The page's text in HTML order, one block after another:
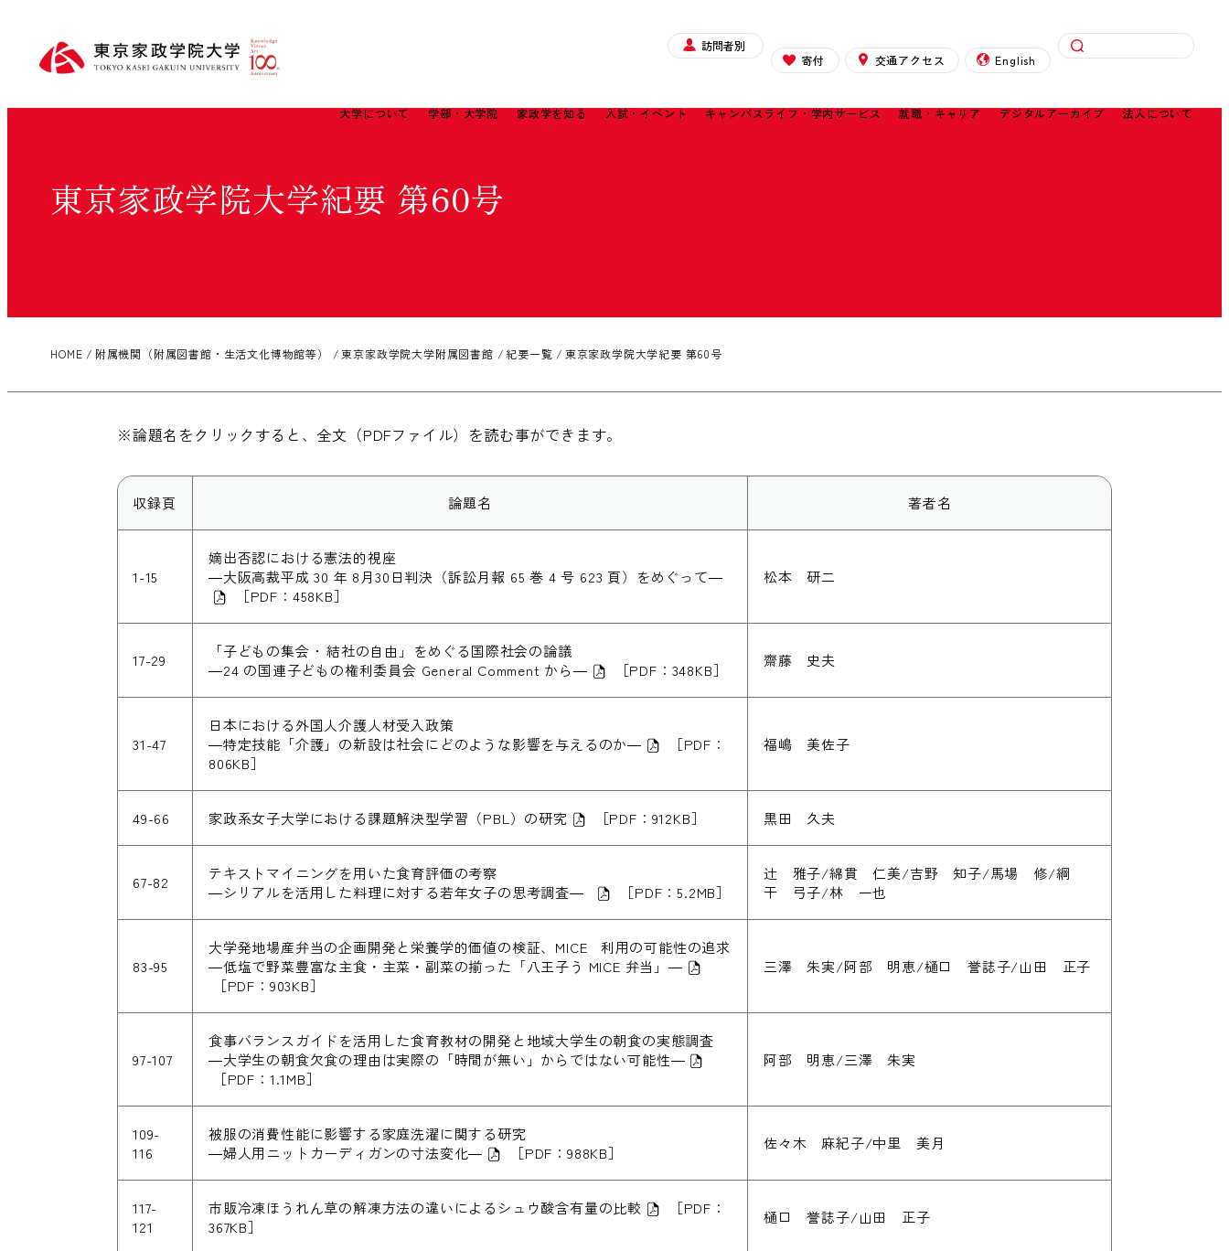
訪問者別
寄付
交通アクセス English 検索
大学について 学部・大学院 家政学を知る 入試・イベント キャンパスライフ・学内サービス 就職・キャリア デジタルアーカイブ 法人について
東京家政学院大学紀要 第60号
HOME 附属機関（附属図書館・生活文化博物館等） 東京家政学院大学附属図書館 紀要一覧 東京家政学院大学紀要 第60号
※論題名をクリックすると、全文（PDFファイル）を読む事ができます。
収録頁 論題名 著者名
1-15
嫡出否認における憲法的視座
―大阪高裁平成 30 年 8月30日判決（訴訟月報 65 巻 4 号 623 頁）をめぐって―
［PDF：458KB］
松本 研二
17-29
「子どもの集会 ･ 結社の自由」をめぐる国際社会の論議
―24 の国連子どもの権利委員会 General Comment から―
［PDF：348KB］
齋藤 史夫
31-47
日本における外国人介護人材受入政策
―特定技能「介護」の新設は社会にどのような影響を与えるのか―
［PDF：
806KB］
福嶋 美佐子
49-66 家政系女子大学における課題解決型学習（PBL）の研究 ［PDF：912KB］ 黒田 久夫
67-82
テキストマイニングを用いた食育評価の考察
―シリアルを活用した料理に対する若年女子の思考調査―
［PDF：5.2MB］
辻 雅子/綿貫 仁美/吉野 知子/馬場 修/綱
干 弓子/林 一也
83-95
大学発地場産弁当の企画開発と栄養学的価値の検証、MICE 利用の可能性の追求
―低塩で野菜豊富な主食・主菜・副菜の揃った「八王子う MICE 弁当」―
［PDF：903KB］
三澤 朱実/阿部 明恵/樋口 誉誌子/山田 正子
97-107
食事バランスガイドを活用した食育教材の開発と地域大学生の朝食の実態調査
―大学生の朝食欠食の理由は実際の「時間が無い」からではない可能性―
［PDF：1.1MB］
阿部 明恵/三澤 朱実
109-
116
被服の消費性能に影響する家庭洗濯に関する研究
―婦人用ニットカーディガンの寸法変化―
［PDF：988KB］
佐々木 麻紀子/中里 美月
117-
121
市販冷凍ほうれん草の解凍方法の違いによるシュウ酸含有量の比較
［PDF：
367KB］
樋口 誉誌子/山田 正子